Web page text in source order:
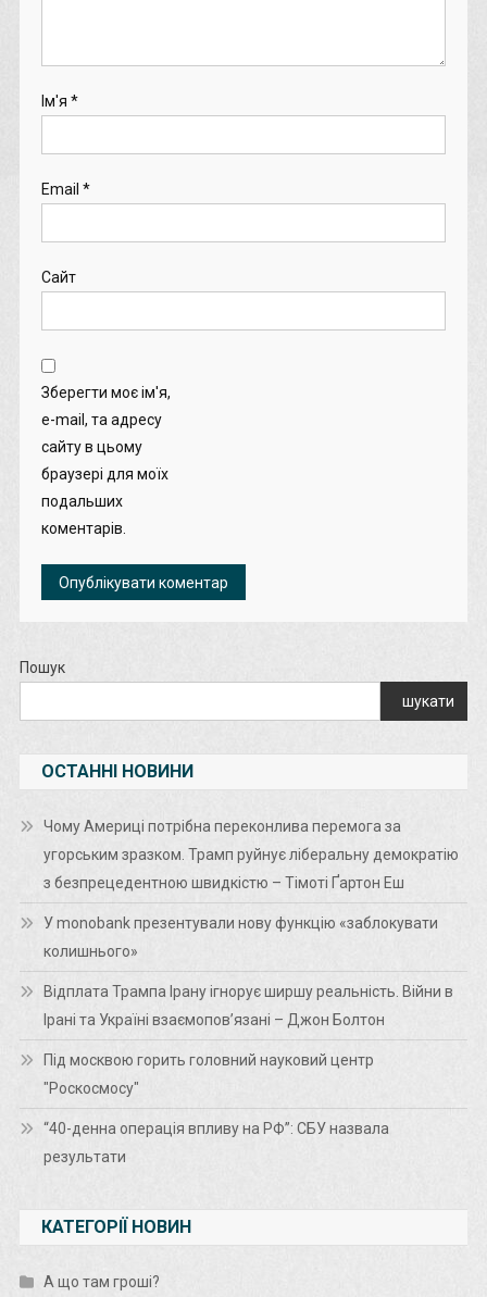
Ім'я *
Email *
Сайт
Зберегти моє ім'я,
e-mail, та адресу
сайту в цьому
браузері для моїх
подальших
коментарів.
Пошук
шукати
ОСТАННІ НОВИНИ
Чому Америці потрібна переконлива перемога за
угорським зразком. Трамп руйнує ліберальну демократію
з безпрецедентною швидкістю – Тімоті Ґартон Еш
У monobank презентували нову функцію «заблокувати
колишнього»
Відплата Трампа Ірану ігнорує ширшу реальність. Війни в
Ірані та Україні взаємопов’язані – Джон Болтон
Під москвою горить головний науковий центр
"Роскосмосу"
“40-денна операція впливу на РФ”: СБУ назвала
результати
КАТЕГОРІЇ НОВИН
А що там гроші?